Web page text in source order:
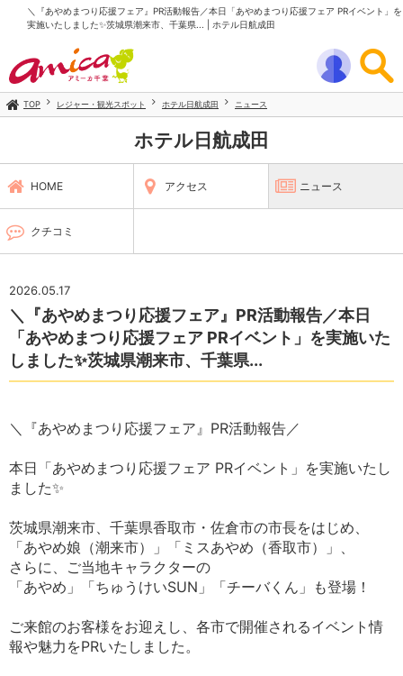
＼『あやめまつり応援フェア』PR活動報告／本日「あやめまつり応援フェア PRイベント」を
実施いたしました✨茨城県潮来市、千葉県... | ホテル日航成田
TOP レジャー・観光スポット ホテル日航成田 ニュース
ホテル日航成田
HOME アクセス ニュース
クチコミ
2026.05.17
＼『あやめまつり応援フェア』PR活動報告／本日
「あやめまつり応援フェア PRイベント」を実施いた
しました✨茨城県潮来市、千葉県...
＼『あやめまつり応援フェア』PR活動報告／
本日「あやめまつり応援フェア PRイベント」を実施いたし
ました✨
茨城県潮来市、千葉県香取市・佐倉市の市長をはじめ、
「あやめ娘（潮来市）」「ミスあやめ（香取市）」、
さらに、ご当地キャラクターの
「あやめ」「ちゅうけいSUN」「チーバくん」も登場！
ご来館のお客様をお迎えし、各市で開催されるイベント情
報や魅力をPRいたしました。